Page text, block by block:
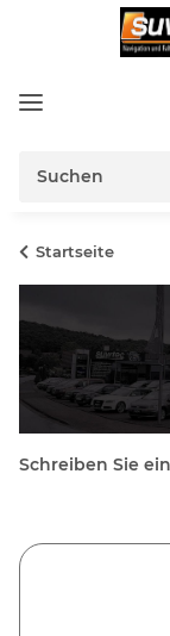
Startseite
Schreiben Sie